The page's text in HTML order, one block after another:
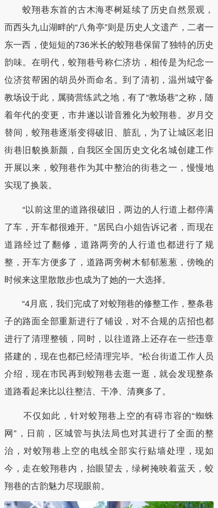
蛟翔巷东首的古木海枣树延续了历史自然景观，
而西头九山湖畔的“八角亭”则是历史人文遗产，二者一
东一西，使短短的736米长的蛟翔巷保留了独特的历史
韵味。在明代，蛟翔巷号称仁济坊，相传是为纪念一
位济贫帮困的胡员外而命名。到了清初，温州城守备
教场设于此，属骑营练武之地，有了“教场巷”之称，随
着年代的变更，市井遂以谐音雅化为蛟翔巷。岁月交
替间，蛟翔巷逐渐变得破旧、脏乱，为了让城区老旧
街巷旧貌换新颜，自我区全国历史文化名城创建工作
开展以来，蛟翔巷作为其中整治的街巷之一，慢慢地
实现了换装。
“以前这里的道路很破旧，两边的人行道上都停满
了车，开车都很难开。”居民白小姐告诉记者，而现在
道路经过了翻修，道路两旁的人行道也都进行了规
整，开车方便多了，道路两旁树木郁郁葱葱，傍晚的
时候来这里散散步也成为了她的一大选择。
“4月底，我们完成了对蛟翔巷的修整工作，整条巷
子的路面全部重新进行了铺设，对不合规的店招也都
进行了清理整顿，同时，以往道路上还存在一些违章
搭建的，现在也都已经清理完毕。”松台街道工作人员
介绍，现在市民再到蛟翔巷去逛一逛，就会发现整条
道路看起来比以往整洁、干净、清爽多了。
不仅如此，针对蛟翔巷上空的有碍市容的“蜘蛛
网”，日前，区城管与执法局也对其进行了全面的整
治，对蛟翔巷上空的电线全部实行贴墙处理，现如
今，走在蛟翔巷内，抬眼望去，绿树掩映着蓝天，蛟
翔巷的古韵魅力尽现眼前。